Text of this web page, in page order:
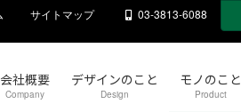
サイトマップ 03-3813-6088
会社概要
Company
デザインのこと
Design
モノのこと
Product